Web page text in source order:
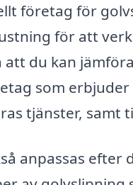
företag för
för att
du kan
som
tjänster, samt
anpassas